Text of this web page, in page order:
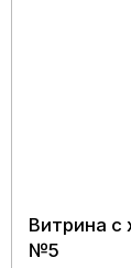
Витрина
№5